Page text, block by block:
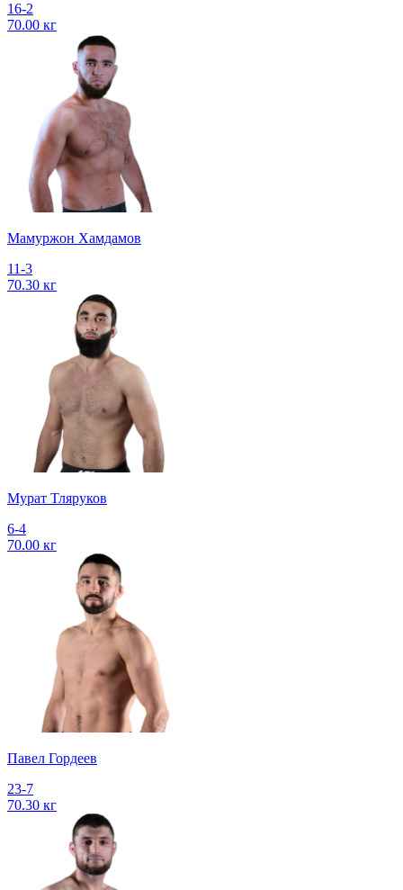
16-2
70.00 кг
Мамуржон Хамдамов
11-3
70.30 кг
Мурат Тляруков
6-4
70.00 кг
Павел Гордеев
23-7
70.30 кг